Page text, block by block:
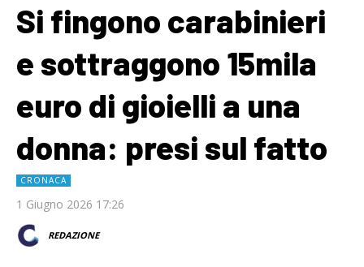
Si fingono carabinieri
e sottraggono 15mila
euro di gioielli a una
donna: presi sul fatto
CRONACA
1 Giugno 2026 17:26
REDAZIONE